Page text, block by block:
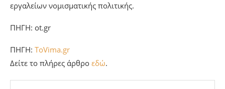
εργαλείων νομισματικής πολιτικής.
ΠΗΓΗ: ot.gr
ΠΗΓΗ: ToVima.gr
Δείτε το πλήρες άρθρο εδώ.